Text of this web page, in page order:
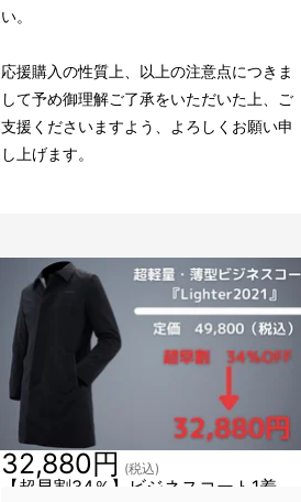
い。
応援購入の性質上、以上の注意点につきま
して予め御理解ご了承をいただいた上、ご
支援くださいますよう、よろしくお願い申
し上げます。
【超早割34％】ビジネスコート1着
32,880円 (税込)